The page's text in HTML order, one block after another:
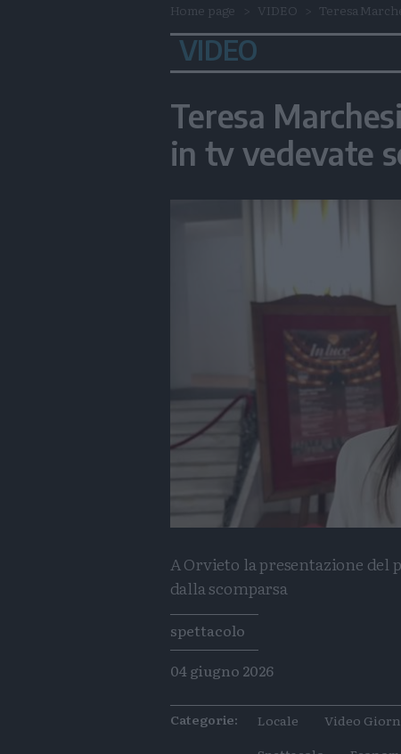
Home page VIDEO Teresa
VIDEO
Teresa
in tv vedevate
A Orvieto la presentazione
dalla scomparsa
Tags
spettacolo
04 giugno 2026
Categorie: Locale Video